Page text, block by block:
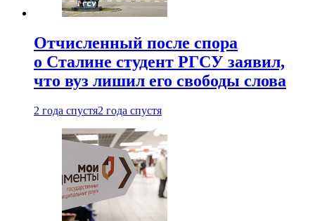
Отчисленный после спора
о Сталине студент РГСУ заявил,
что вуз лишил его свободы слова
2 года спустя2 года спустя